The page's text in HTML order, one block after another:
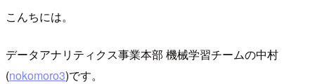
こんちには。
データアナリティクス事業本部 機械学習チームの中村
(nokomoro3)です。